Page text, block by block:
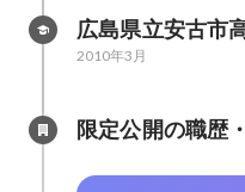
広島県立安古市
2010年3月
限定公開の職歴